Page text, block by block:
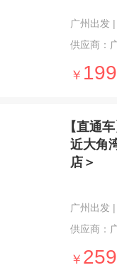
广州出发
供应商：
￥ 199
【直通
近大角
店＞
广州出发
供应商：
￥ 259